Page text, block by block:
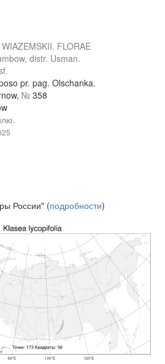
FLORAE
distr. Usman.
pr. pag. Olschanka.
№ 358
России" (подробности)